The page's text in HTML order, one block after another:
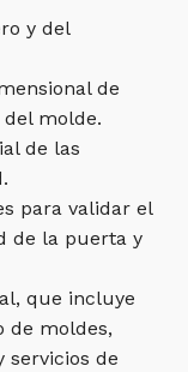
y del
de
molde.
de las
para validar el
de la puerta y
que incluye
de moldes,
servicios de